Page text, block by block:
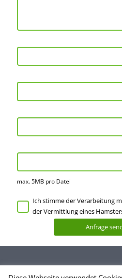
max. 5MB pro Datei
Ich stimme der Verarbeitung
der Vermittlung eines